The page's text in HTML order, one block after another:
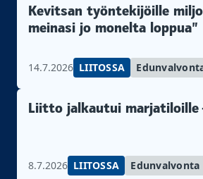
Kevitsan työntekijöille
meinasi jo monelta loppua”
14.7.2026 LIITOSSA
Liitto jalkautui marjatiloille
8.7.2026 LIITOSSA Edunvalvonta